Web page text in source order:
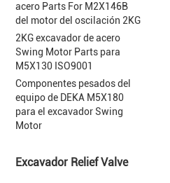
acero Parts For M2X146B
del motor del oscilación 2KG
2KG excavador de acero
Swing Motor Parts para
M5X130 ISO9001
Componentes pesados del
equipo de DEKA M5X180
para el excavador Swing
Motor
Excavador Relief Valve